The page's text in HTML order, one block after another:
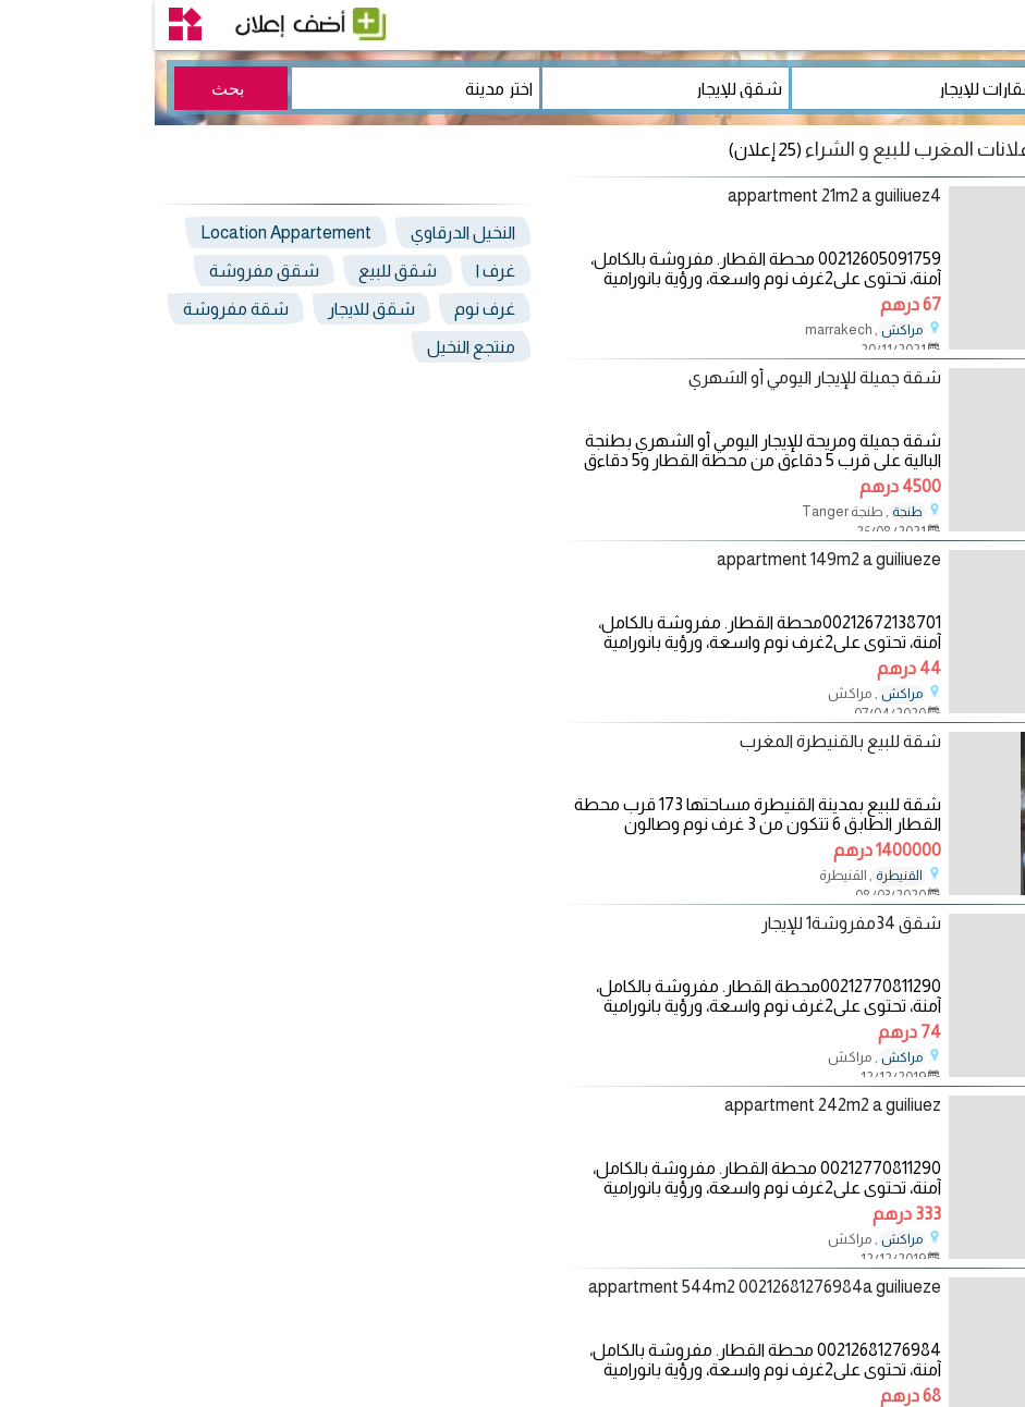
المغرب للبيع و الشراء (25 إعلان)
appartment 21m2 a guiliuez4
00212605091759 محطة القطار. مفروشة بالكامل،
آمنة، تحتوي على2غرف نوم واسعة، ورؤية بانورامية
جميلة على
67 درهم
مراكش , marrakech
شقة جميلة للإيجار اليومي أو الشهري
شقة جميلة ومريحة للإيجار اليومي أو الشهري بطنجة
البالية على قرب 5 دقاءق من محطة القطار و5 دقاءق
من
4500 درهم
طنجة , طنجة Tanger
appartment 149m2 a guiliueze
00212672138701محطة القطار. مفروشة بالكامل،
آمنة، تحتوي على2غرف نوم واسعة، ورؤية بانورامية
جميلة على
44 درهم
مراكش , مراكش
07/04/2020
شقة للبيع بالقنيطرة المغرب
شقة للبيع بمدينة القنيطرة مساحتها 173 قرب محطة
القطار الطابق 6 تتكون من 3 غرف نوم وصالون
وحمامين
1400000 درهم
القنيطرة , القنيطرة
08/03/2020
شقق 34مفروشة1 للإيجار
00212770811290محطة القطار. مفروشة بالكامل،
آمنة، تحتوي على2غرف نوم واسعة، ورؤية بانورامية
جميلة على
74 درهم
مراكش , مراكش
12/12/2019
appartment 242m2 a guiliuez
00212770811290 محطة القطار. مفروشة بالكامل،
آمنة، تحتوي على2غرف نوم واسعة، ورؤية بانورامية
جميلة على
333 درهم
مراكش , مراكش
12/12/2019
appartment 544m2 00212681276984a guiliueze
00212681276984 محطة القطار. مفروشة بالكامل،
آمنة، تحتوي على2غرف نوم واسعة، ورؤية بانورامية
جميلة على
68 درهم
النخيل الدرقاوي Location Appartement
غرف ا شقق للبيع شقق مفروشة
غرف نوم شقق للايجار شقة مفروشة
منتجع النخيل